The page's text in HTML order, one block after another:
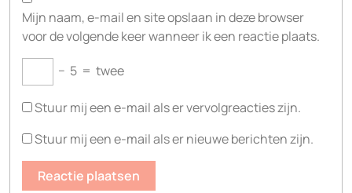
Mijn naam, e-mail en site opslaan in deze browser
voor de volgende keer wanneer ik een reactie plaats.
− 5 = twee
Stuur mij een e-mail als er vervolgreacties zijn.
Stuur mij een e-mail als er nieuwe berichten zijn.